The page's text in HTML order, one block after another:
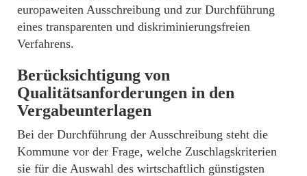
europaweiten Ausschreibung und zur Durchführung
eines transparenten und diskriminierungsfreien
Verfahrens.
Berücksichtigung von
Qualitätsanforderungen in den
Vergabeunterlagen
Bei der Durchführung der Ausschreibung steht die
Kommune vor der Frage, welche Zuschlagskriterien
sie für die Auswahl des wirtschaftlich günstigsten